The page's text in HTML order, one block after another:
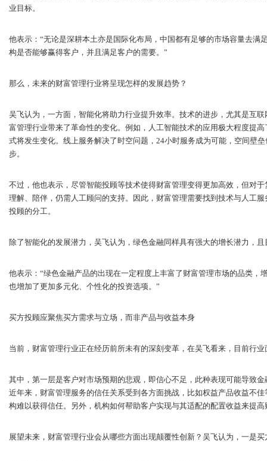
业目标。
他表示：“无论是深耕本土亦是国际化布局，中国都有足够的市场容量去满
构是否能够赢得客户，并且满足客户的需要。”
那么，未来的财富管理行业将呈现怎样的发展趋势？
吴飞认为，一方面，智能化将助力行业提升效率。技术的进步，尤其是互
富管理行业带来了革命性的变化。例如，人工智能技术的应用极大程度提
式将发生变化。线上服务解决了时空问题，24小时服务成为可能，空间壁
步。
不过，他也表示，尽管智能投顾等技术使得财富管理变得更加高效，但对
理解、陪伴，仍需人工顾问的支持。因此，财富管理需要找到技术与人工
投顾的分工。
除了智能化的发展潜力，吴飞认为，绿色金融同样具有强大的增长潜力，
他表示：“绿色金融产品的出现在一定程度上丰富了财富管理市场的品类，
也增加了更加多元化、个性化的投资选项。”
买方投顾应聚焦买方需求与立场，而非产品与收益本身
当前，财富管理行业正在经历前所未有的深刻变革，在吴飞看来，目前行
其中，第一层是客户对市场预期的悲观，即信心不足，此种表现可能导致
近年来，财富管理服务的信任关系受到各方面挑战，比如权益产品收益不
构难以获得信任。另外，机构如何帮助客户实现与其适配的配置收益来提
展望未来，财富管理行业会从哪些方面出现颠覆性创新？吴飞认为，一是